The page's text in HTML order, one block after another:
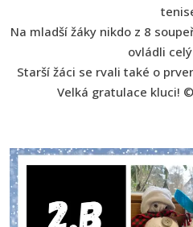
Na mladší žáky nikdo z 8
ovládli
Starší žáci se rvali také o
Velká gratulace kluci!